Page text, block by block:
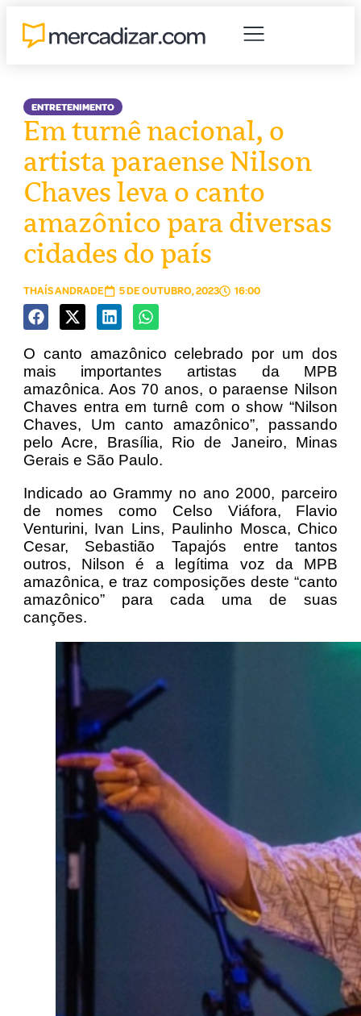
ENTRETENIMENTO
Em turnê nacional, o
artista paraense Nilson
Chaves leva o canto
amazônico para diversas
cidades do país
THAÍS ANDRADE 5 DE OUTUBRO, 2023 16:00
O canto amazônico celebrado por um dos
mais importantes artistas da MPB
amazônica. Aos 70 anos, o paraense Nilson
Chaves entra em turnê com o show “Nilson
Chaves, Um canto amazônico”, passando
pelo Acre, Brasília, Rio de Janeiro, Minas
Gerais e São Paulo.
Indicado ao Grammy no ano 2000, parceiro
de nomes como Celso Viáfora, Flavio
Venturini, Ivan Lins, Paulinho Mosca, Chico
Cesar, Sebastião Tapajós entre tantos
outros, Nilson é a legítima voz da MPB
amazônica, e traz composições deste “canto
amazônico” para cada uma de suas
canções.